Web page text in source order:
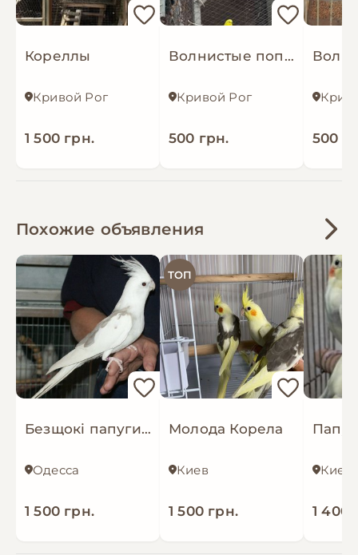
Кореллы
Кривой Рог
1 500 грн.
Волнистые попугаи
Кривой Рог
500 грн. 500
Похожие объявления
Безщокі папуги корела, самки та самці
Одесса
1 500 грн.
ТОП
Молода Корела
Киев
1 500 грн.
Киев
1 400